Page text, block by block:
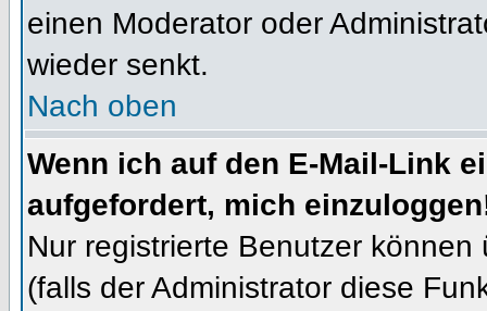
einen Moderator oder
wieder senkt.
Nach oben
Wenn ich auf den E-Mail-Link
aufgefordert, mich
Nur registrierte Benutzer
(falls der Administrator diese